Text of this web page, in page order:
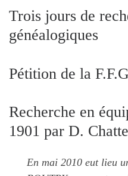
Trois jours de
généalogiques
Pétition de la
Recherche en
1901 par D.
En mai 2010 eut lieu